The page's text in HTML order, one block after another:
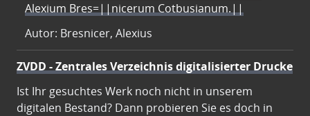
Alexium Bres=||nicerum Cotbusianum.||
Autor: Bresnicer, Alexius
ZVDD - Zentrales Verzeichnis digitalisierter Drucke
Ist Ihr gesuchtes Werk noch nicht in unserem
digitalen Bestand? Dann probieren Sie es doch in